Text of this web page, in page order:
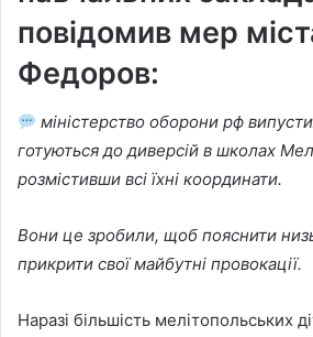
повідомив мер
Федоров:
міністерство оборони рф
готуються до диверсій в школах
розмістивши всі їхні координати.
Вони це зробили, щоб пояснити
прикрити свої майбутні провокації.
Наразі більшість мелітопольських